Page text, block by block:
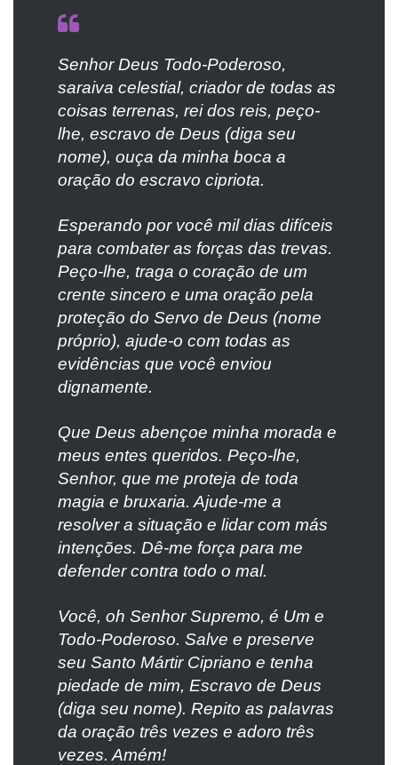
Senhor Deus Todo-Poderoso,
saraiva celestial, criador de todas as
coisas terrenas, rei dos reis, peço-
lhe, escravo de Deus (diga seu
nome), ouça da minha boca a
oração do escravo cipriota.
Esperando por você mil dias difíceis
para combater as forças das trevas.
Peço-lhe, traga o coração de um
crente sincero e uma oração pela
proteção do Servo de Deus (nome
próprio), ajude-o com todas as
evidências que você enviou
dignamente.
Que Deus abençoe minha morada e
meus entes queridos. Peço-lhe,
Senhor, que me proteja de toda
magia e bruxaria. Ajude-me a
resolver a situação e lidar com más
intenções. Dê-me força para me
defender contra todo o mal.
Você, oh Senhor Supremo, é Um e
Todo-Poderoso. Salve e preserve
seu Santo Mártir Cipriano e tenha
piedade de mim, Escravo de Deus
(diga seu nome). Repito as palavras
da oração três vezes e adoro três
vezes. Amém!